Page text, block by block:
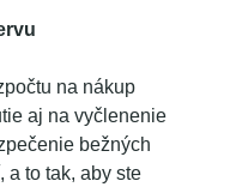
na nákup
aj na vyčlenenie
bežných
a to tak, aby ste